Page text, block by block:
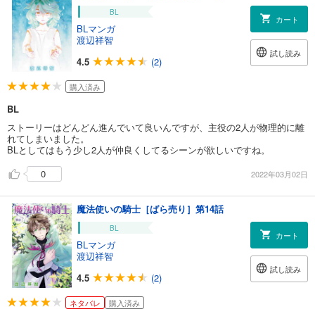
BL
BLマンガ
渡辺祥智
4.5
(2)
カート
試し読み
購入済み
BL
ストーリーはどんどん進んでいて良いんですが、主役の2人が物理的に離
れてしまいました。
BLとしてはもう少し2人が仲良くしてるシーンが欲しいですね。
0
2022年03月02日
魔法使いの騎士［ばら売り］第14話
BL
BLマンガ
渡辺祥智
4.5
(2)
カート
試し読み
ネタバレ 購入済み